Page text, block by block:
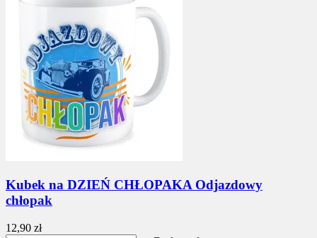
Kubek na DZIEŃ CHŁOPAKA Odjazdowy
chłopak
12,90 zł